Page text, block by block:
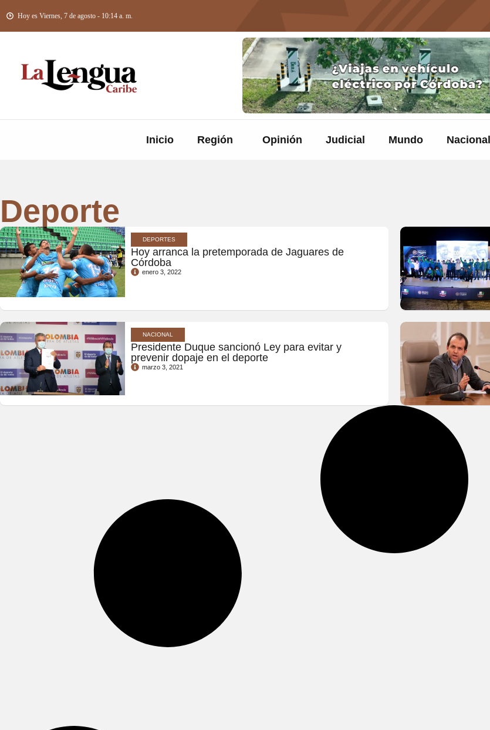
Hoy es Viernes, 7 de agosto - 10:14 a. m.
Inicio Región Opinión Judicial Mundo Nacional
Deporte
DEPORTES
Hoy arranca la pretemporada de Jaguares de
Córdoba
enero 3, 2022
NACIONAL
Presidente Duque sancionó Ley para evitar y
prevenir dopaje en el deporte
marzo 3, 2021